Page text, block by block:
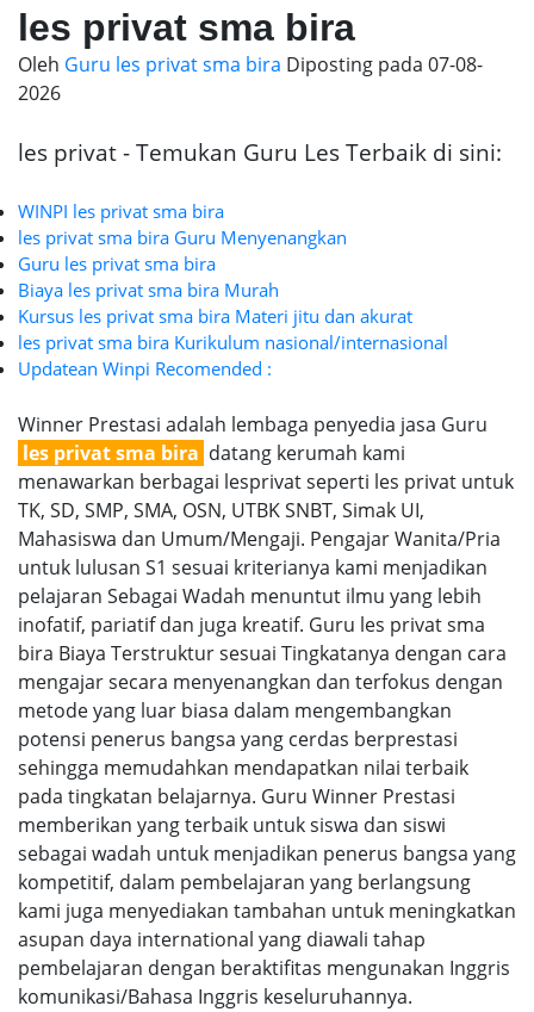
les privat sma bira
Oleh Guru les privat sma bira Diposting pada 07-08-
2026
les privat - Temukan Guru Les Terbaik di sini:
WINPI les privat sma bira
les privat sma bira Guru Menyenangkan
Guru les privat sma bira
Biaya les privat sma bira Murah
Kursus les privat sma bira Materi jitu dan akurat
les privat sma bira Kurikulum nasional/internasional
Updatean Winpi Recomended :
Winner Prestasi adalah lembaga penyedia jasa Guru
les privat sma bira datang kerumah kami
menawarkan berbagai lesprivat seperti les privat untuk
TK, SD, SMP, SMA, OSN, UTBK SNBT, Simak UI,
Mahasiswa dan Umum/Mengaji. Pengajar Wanita/Pria
untuk lulusan S1 sesuai kriterianya kami menjadikan
pelajaran Sebagai Wadah menuntut ilmu yang lebih
inofatif, pariatif dan juga kreatif. Guru les privat sma
bira Biaya Terstruktur sesuai Tingkatanya dengan cara
mengajar secara menyenangkan dan terfokus dengan
metode yang luar biasa dalam mengembangkan
potensi penerus bangsa yang cerdas berprestasi
sehingga memudahkan mendapatkan nilai terbaik
pada tingkatan belajarnya. Guru Winner Prestasi
memberikan yang terbaik untuk siswa dan siswi
sebagai wadah untuk menjadikan penerus bangsa yang
kompetitif, dalam pembelajaran yang berlangsung
kami juga menyediakan tambahan untuk meningkatkan
asupan daya international yang diawali tahap
pembelajaran dengan beraktifitas mengunakan Inggris
komunikasi/Bahasa Inggris keseluruhannya.